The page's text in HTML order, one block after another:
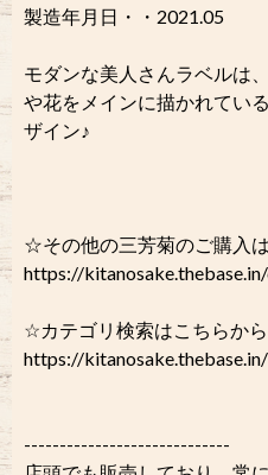
製造年月日・・2021.05
モダンな美人さんラベルは
や花をメインに描かれてい
ザイン♪
☆その他の三芳菊のご購入
https://
☆カテゴリ検索はこちらか
https://
-----------------------------